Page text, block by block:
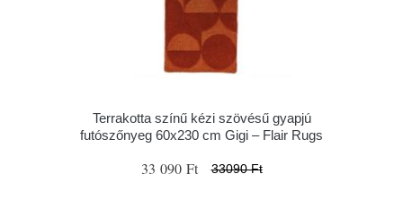
Terrakotta színű kézi szövésű gyapjú
futószőnyeg 60x230 cm Gigi – Flair Rugs
33 090 Ft 33090 Ft